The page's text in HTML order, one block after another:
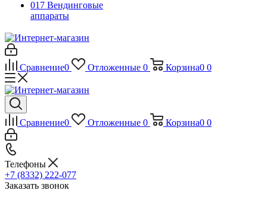
017 Вендинговые
аппараты
Сравнение0 Отложенные 0 Корзина0 0
Сравнение0 Отложенные 0 Корзина0 0
Телефоны
+7 (8332) 222-077
Заказать звонок